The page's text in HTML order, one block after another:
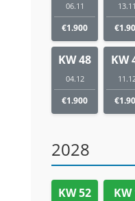
06.11
€1.900
13.11
KW 48
04.12
€1.900
KW
2028
KW 52 KW